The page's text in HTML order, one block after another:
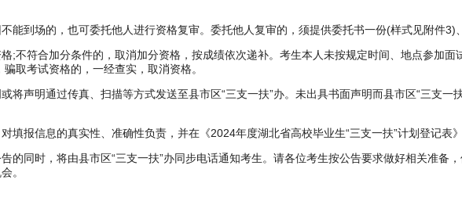
到场的，也可委托他人进行资格复审。委托他人复审的，须提供委托书一份(样式见附件3)
符合加分条件的，取消加分资格，按成绩依次递补。考生本人未按规定时间、地点参加面
取考试资格的，一经查实，取消资格。
声明通过传真、扫描等方式发送至县市区“三支一扶”办。未出具书面声明而县市区“三支一
报信息的真实性、准确性负责，并在《2024年度湖北省高校毕业生“三支一扶”计划登记表》
同时，将由县市区“三支一扶”办同步电话通知考生。请各位考生按公告要求做好相关准备
。